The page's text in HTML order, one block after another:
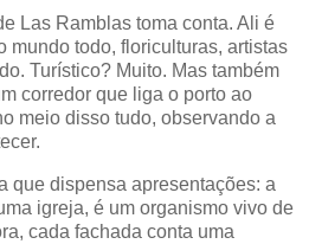
Las Ramblas toma conta. Ali é
mundo todo, floriculturas, artistas
Turístico? Muito. Mas também
corredor que liga o porto ao
meio disso tudo, observando a
que dispensa apresentações: a
igreja, é um organismo vivo de
cada fachada conta uma